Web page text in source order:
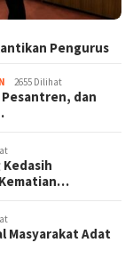
Pengurus
2655 Dilihat
Pesantren, dan
Masyarakat Adat